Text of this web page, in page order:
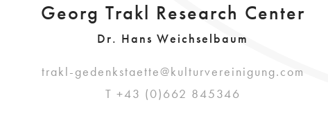
Georg Trakl Research Center
Dr. Hans Weichselbaum
trakl-gedenkstaette@kulturvereinigung.com
T +43 (0)662 845346